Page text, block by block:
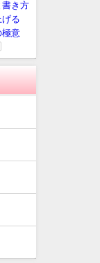
書き方
げる
極意